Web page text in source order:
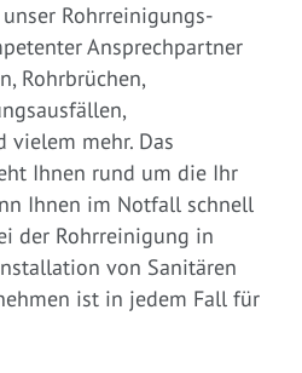
Rohrreinigungs-
Ansprechpartner
Rohrbrüchen,
vielem mehr. Das
Ihnen rund um die Ihr
Ihnen im Notfall schnell
der Rohrreinigung in
von Sanitären
ist in jedem Fall für